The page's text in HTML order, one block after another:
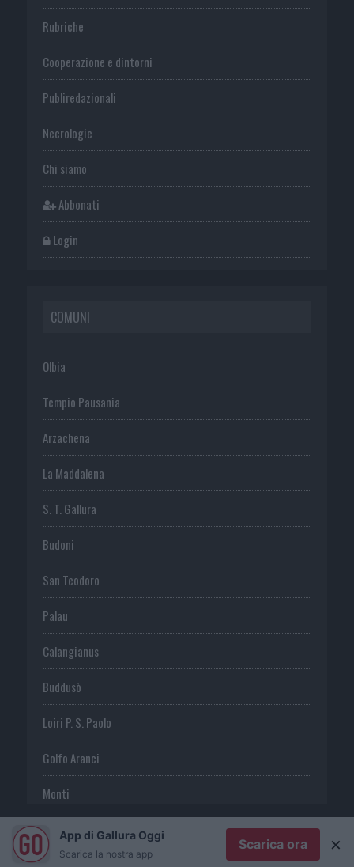
Rubriche
Cooperazione e dintorni
Publiredazionali
Necrologie
Chi siamo
Abbonati
Login
COMUNI
Olbia
Tempio Pausania
Arzachena
La Maddalena
S. T. Gallura
Budoni
San Teodoro
Palau
Calangianus
Buddusò
Loiri P. S. Paolo
Golfo Aranci
Monti
TeltiApp di Gallura Oggi
Scarica la nostra app
Scarica ora ×